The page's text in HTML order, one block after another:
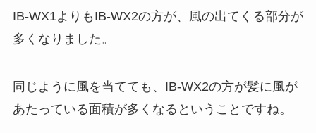
IB-WX1よりもIB-WX2の方が、風の出てくる部分が
多くなりました。
同じように風を当てても、IB-WX2の方が髪に風が
あたっている面積が多くなるということですね。